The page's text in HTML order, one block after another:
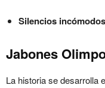
Silencios incómodos
Jabones
La historia se desarrolla